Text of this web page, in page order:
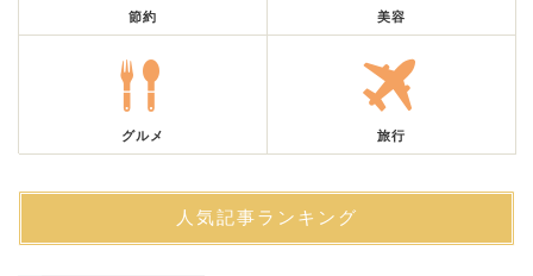
節約 美容
グルメ 旅行
人気記事ランキング